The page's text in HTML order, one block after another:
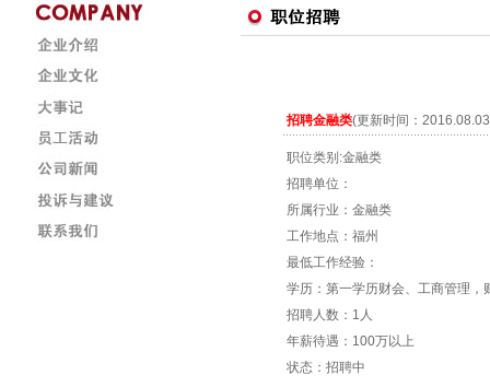
招聘金融类(更新时间：
职位类别:金融类
招聘单位：
所属行业：金融类
工作地点：福州
最低工作经验：
学历：第一学历财会、工商管理
招聘人数：1人
年薪待遇：100万以上
状态：招聘中